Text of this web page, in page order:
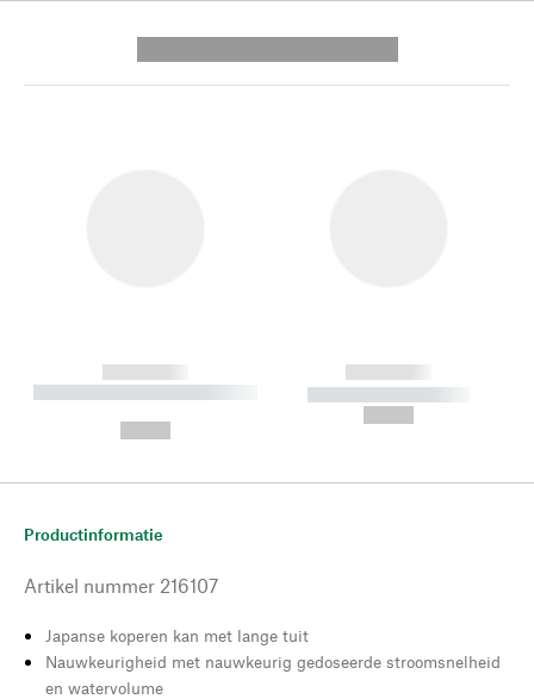
------------
----------- ----------- --------
------------
----------- -----------
Productinformatie
Artikel nummer 216107
Japanse koperen kan met lange tuit
Nauwkeurigheid met nauwkeurig gedoseerde stroomsnelheid
en watervolume